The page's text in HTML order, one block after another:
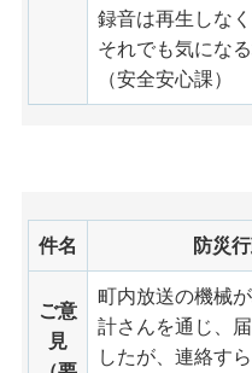
録音は再生しな
それでも気にな
（安全安心課）
件名 防災
ご意
見
町内放送の機械
計さんを通じ、
したが、連絡す